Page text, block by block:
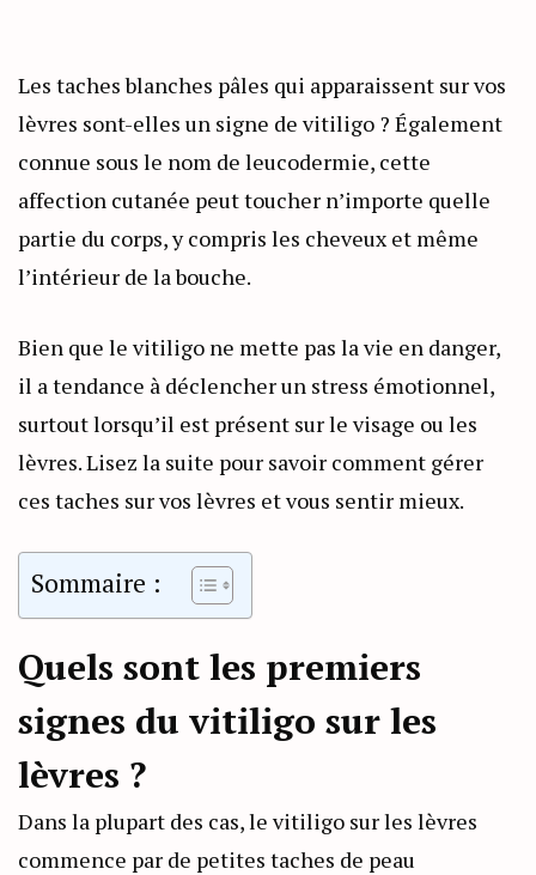
Les taches blanches pâles qui apparaissent sur vos
lèvres sont-elles un signe de vitiligo ? Également
connue sous le nom de leucodermie, cette
affection cutanée peut toucher n’importe quelle
partie du corps, y compris les cheveux et même
l’intérieur de la bouche.
Bien que le vitiligo ne mette pas la vie en danger,
il a tendance à déclencher un stress émotionnel,
surtout lorsqu’il est présent sur le visage ou les
lèvres. Lisez la suite pour savoir comment gérer
ces taches sur vos lèvres et vous sentir mieux.
Sommaire :
Quels sont les premiers
signes du vitiligo sur les
lèvres ?
Dans la plupart des cas, le vitiligo sur les lèvres
commence par de petites taches de peau